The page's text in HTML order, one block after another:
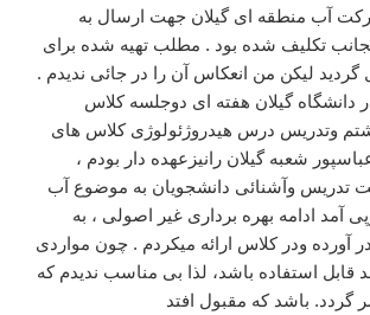
آب منطقه ای گیلان جهت ارسال به
تکلیف شده بود . مطلب تهیه شده برای
گردید لیکن من انعکاس آن را در جائی ندیدم .
دانشگاه گیلان هفته ای دوجلسه کلاس
وتدریس درس هیدروژئولوژی کلاس های
شعبه گیلان رانیزعهده دار بودم ،
تدریس وآشنائی دانشجویان به موضوع آب
آمد ادامه بهره برداری غیر اصولی ، به
آورده ودر کلاس ارائه میکردم . چون مواردی
قابل استفاده باشد، لذا بی مناسب ندیدم که
گردد. باشد که مقبول افتد